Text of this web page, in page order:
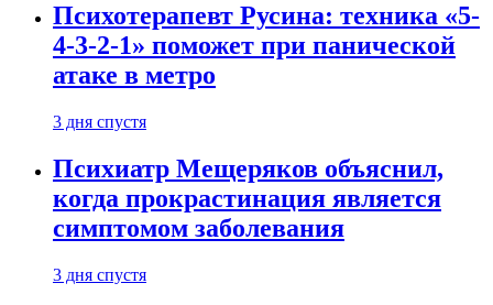
Психотерапевт Русина: техника «5-
4-3-2-1» поможет при панической
атаке в метро
3 дня спустя
Психиатр Мещеряков объяснил,
когда прокрастинация является
симптомом заболевания
3 дня спустя